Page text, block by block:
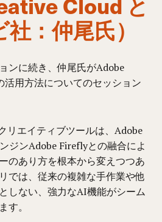
：仲尾氏）
ンに続き、仲尾氏がAdobe
活用方法についてのセッション
リエイティブツールは、Adobe
ジンAdobe Fireflyとの融合によ
のあり方を根本から変えつつあ
では、従来の複雑な手作業や他
しない、強力なAI機能がシーム
す。